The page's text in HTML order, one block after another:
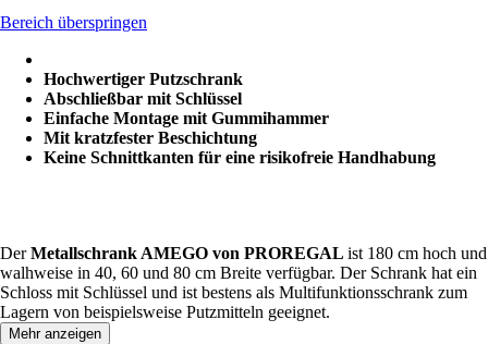
Bereich überspringen
Hochwertiger Putzschrank
Abschließbar mit Schlüssel
Einfache Montage mit Gummihammer
Mit kratzfester Beschichtung
Keine Schnittkanten für eine risikofreie Handhabung
DerMetallschrank AMEGO von PROREGAL ist 180 cm hoch und
walhweise in 40, 60 und 80 cm Breite verfügbar. Der Schrank hat ein
Schloss mit Schlüssel und ist bestens als Multifunktionsschrank zum
Lagern von beispielsweise Putzmitteln geeignet.
Mehr anzeigen